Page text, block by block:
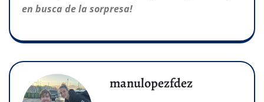
en busca de la sorpresa!
manulopezfdez